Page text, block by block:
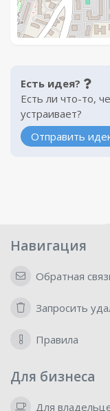
Есть идея?
Есть ли что-то,
устраивает?
Отправить
Навигация
Обратная
Запросить
Правила
Для бизнеса
Для